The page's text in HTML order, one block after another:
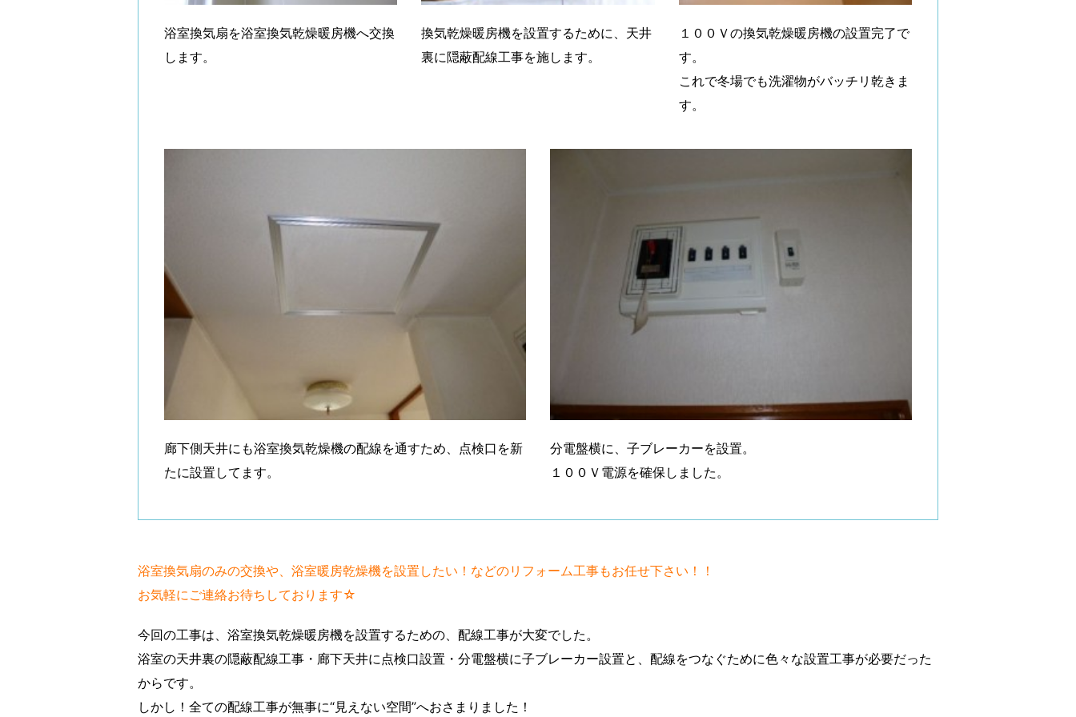
浴室換気扇を浴室換気乾燥暖房機へ交換
します。
換気乾燥暖房機を設置するために、天井
裏に隠蔽配線工事を施します。
１００Ｖの換気乾燥暖房機の設置完了で
す。
これで冬場でも洗濯物がバッチリ乾きま
す。
廊下側天井にも浴室換気乾燥機の配線を通すため、点検口を新
たに設置してます。
分電盤横に、子ブレーカーを設置。
１００Ｖ電源を確保しました。
浴室換気扇のみの交換や、浴室暖房乾燥機を設置したい！などのリフォーム工事もお任せ下さい！！
お気軽にご連絡お待ちしております☆
今回の工事は、浴室換気乾燥暖房機を設置するための、配線工事が大変でした。
浴室の天井裏の隠蔽配線工事・廊下天井に点検口設置・分電盤横に子ブレーカー設置と、配線をつなぐために色々な設置工事が必要だった
からです。
しかし！全ての配線工事が無事に“見えない空間”へおさまりました！